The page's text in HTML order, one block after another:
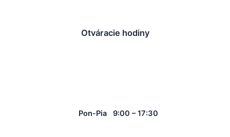
Otváracie hodiny
Pon-Pia 9:00 – 17:30